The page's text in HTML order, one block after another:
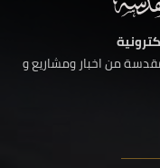
من اخبار ومشاريع و